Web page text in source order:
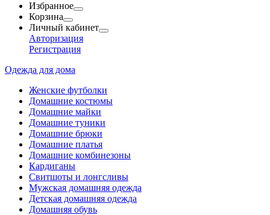
Избранное
Корзина
Личный кабинет
Авторизация
Регистрация
Одежда для дома
Женские футболки
Домашние костюмы
Домашние майки
Домашние туники
Домашние брюки
Домашние платья
Домашние комбинезоны
Кардиганы
Свитшоты и лонгсливы
Мужская домашняя одежда
Детская домашняя одежда
Домашняя обувь